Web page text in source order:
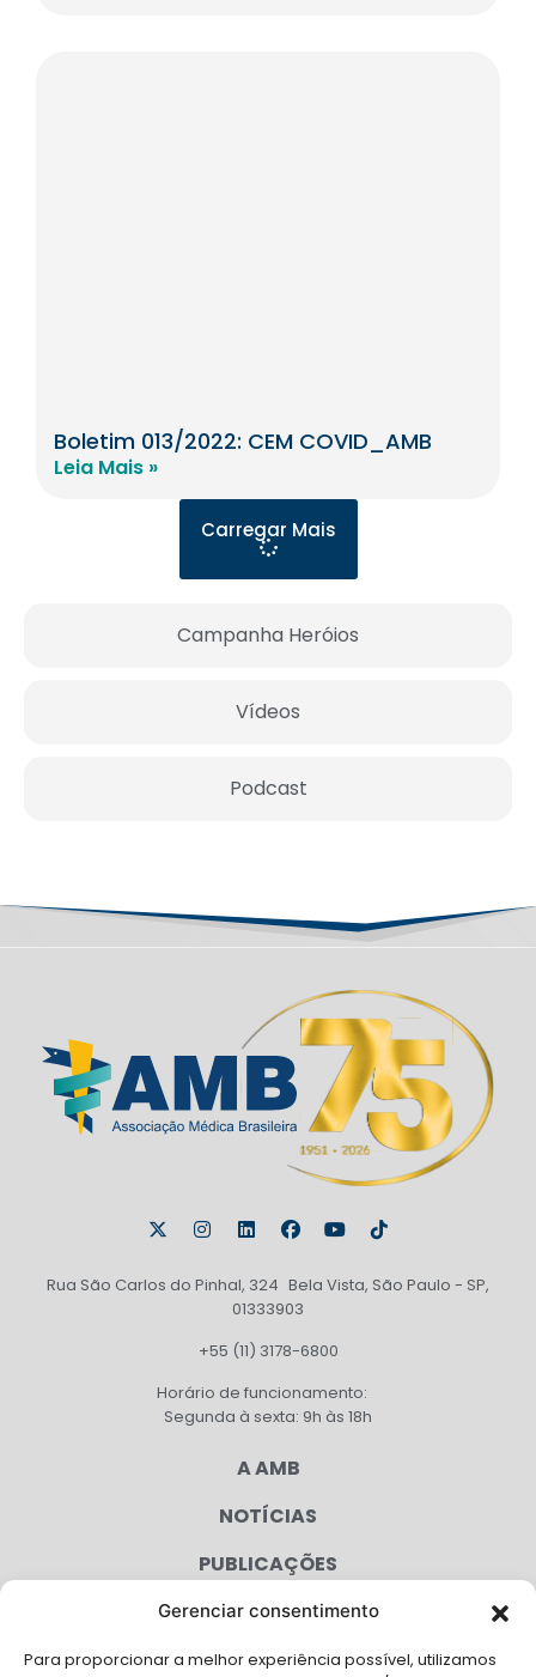
Gerenciar consentimento
Para proporcionar a melhor experiência possível, utilizamos
Campanha Heróios
Vídeos
Podcast
Boletim 013/2022: CEM COVID_AMB
Leia Mais »
Carregar Mais
Rua São Carlos do Pinhal, 324 Bela Vista, São Paulo - SP,
01333903
+55 (11) 3178-6800
Horário de funcionamento:
Segunda à sexta: 9h às 18h
A AMB
NOTÍCIAS
PUBLICAÇÕES
CONGRESSO
AGENDA